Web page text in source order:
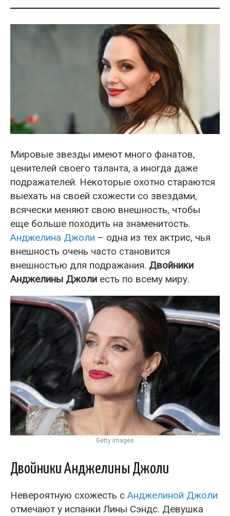
Мировые звезды имеют много фанатов,
ценителей своего таланта, а иногда даже
подражателей. Некоторые охотно стараются
выехать на своей схожести со звездами,
всячески меняют свою внешность, чтобы
еще больше походить на знаменитость.
Анджелина Джоли – одна из тех актрис, чья
внешность очень часто становится
внешностью для подражания. Двойники
Анджелины Джоли есть по всему миру.
Getty Images
Двойники Анджелины Джоли
Невероятную схожесть с Анджелиной Джоли
отмечают у испанки Лины Сэндс. Девушка